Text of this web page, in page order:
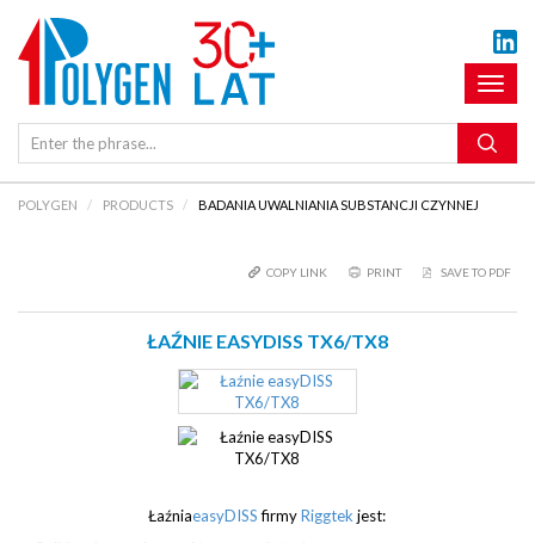
POLYGEN PRODUCTS BADANIA UWALNIANIA SUBSTANCJI CZYNNEJ
COPY LINK PRINT SAVE TO PDF
ŁAŹNIE EASYDISS TX6/TX8
ŁaźniaeasyDISSfirmyRiggtek jest: